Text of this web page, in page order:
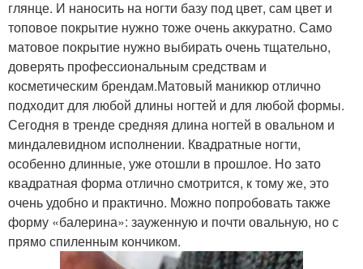
глянце. И наносить на ногти базу под цвет, сам цвет и
топовое покрытие нужно тоже очень аккуратно. Само
матовое покрытие нужно выбирать очень тщательно,
доверять профессиональным средствам и
косметическим брендам.Матовый маникюр отлично
подходит для любой длины ногтей и для любой формы.
Сегодня в тренде средняя длина ногтей в овальном и
миндалевидном исполнении. Квадратные ногти,
особенно длинные, уже отошли в прошлое. Но зато
квадратная форма отлично смотрится, к тому же, это
очень удобно и практично. Можно попробовать также
форму «балерина»: зауженную и почти овальную, но с
прямо спиленным кончиком.